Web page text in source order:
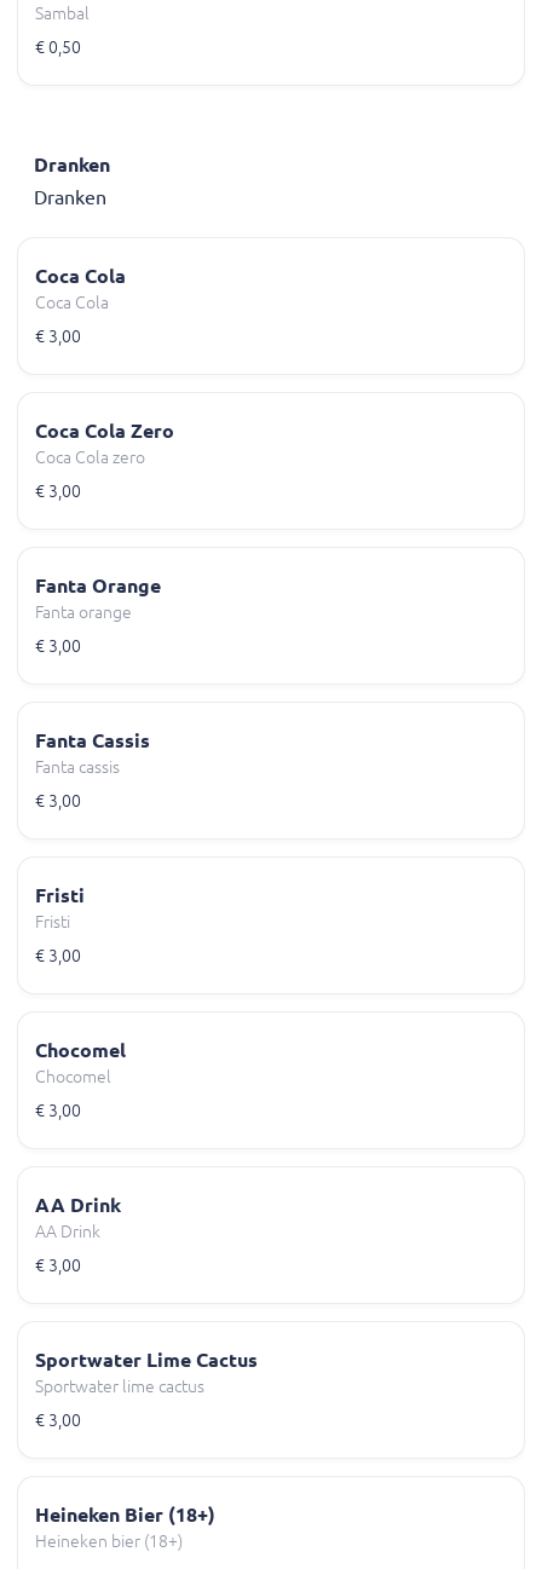
Sambal
€ 0,50
Dranken
Dranken
Coca Cola
Coca Cola
€ 3,00
Coca Cola Zero
Coca Cola zero
€ 3,00
Fanta Orange
Fanta orange
€ 3,00
Fanta Cassis
Fanta cassis
€ 3,00
Fristi
Fristi
€ 3,00
Chocomel
Chocomel
€ 3,00
AA Drink
AA Drink
€ 3,00
Sportwater Lime Cactus
Sportwater lime cactus
€ 3,00
Heineken Bier (18+)
Heineken bier (18+)